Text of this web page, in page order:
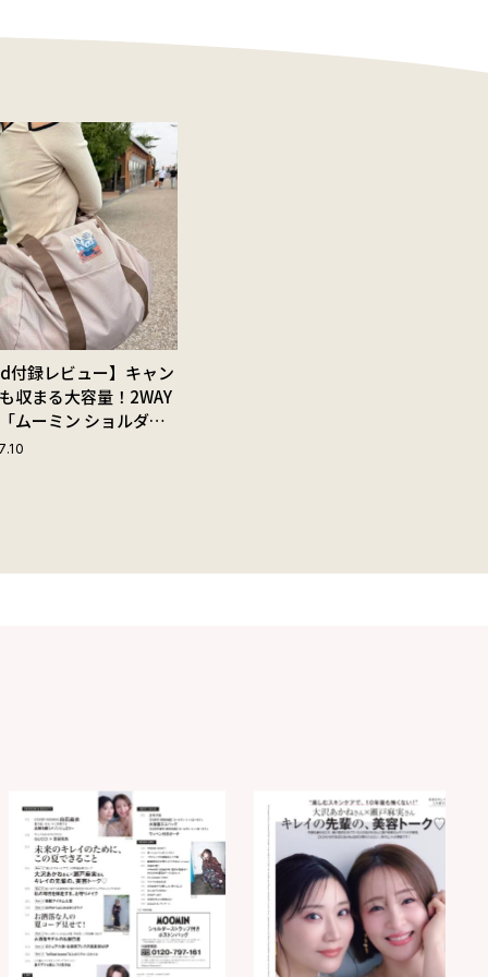
付録レビュー】キャン
収まる大容量！2WAY
ムーミン ショルダー
プ付きボストンバッ